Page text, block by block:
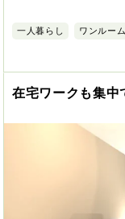
一人暮らし ワンルーム
在宅ワークも集中